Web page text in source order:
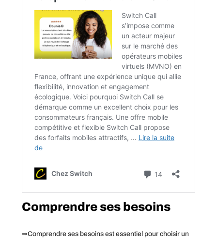
Comprendre ses besoins
⇒Comprendre ses besoins est essentiel pour choisir un